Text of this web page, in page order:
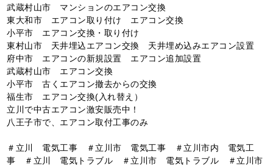
武蔵村山市 マンションのエアコン交換
東大和市 エアコン取り付け エアコン交換
小平市 エアコン交換・取り付け
東村山市 天井埋込エアコン交換 天井埋め込みエアコン設置
府中市 エアコンの新規設置 エアコン追加設置
武蔵村山市 エアコン交換
小平市 古くエアコン撤去からの交換
福生市 エアコン交換(入れ替え）
立川で中古エアコン激安販売中！
八王子市で、エアコン取付工事のみ
＃立川 電気工事 ＃立川市 電気工事 ＃立川市内 電気工
事 ＃立川 電気トラブル ＃立川市 電気トラブル ＃立川市